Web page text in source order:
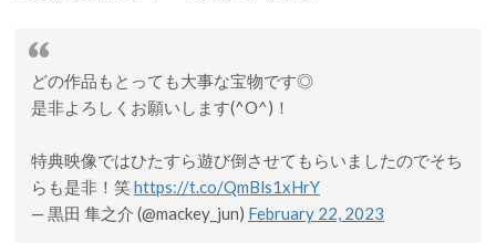
どの作品もとっても大事な宝物です◎
是非よろしくお願いします(^O^)！
特典映像ではひたすら遊び倒させてもらいましたのでそち
らも是非！笑 https://t.co/QmBls1xHrY
— 黒田 隼之介 (@mackey_jun) February 22, 2023